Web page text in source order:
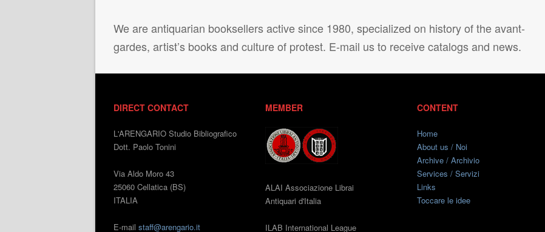
We are antiquarian booksellers active since 1980, specialized on history of the avant-
gardes, artist’s books and culture of protest. E-mail us to receive catalogs and news.
DIRECT CONTACT
L'ARENGARIO Studio Bibliografico
Dott. Paolo Tonini
Via Aldo Moro 43
25060 Cellatica (BS)
ITALIA
E-mail staff@arengario.it
MEMBER
ALAI Associazione Librai
Antiquari d'Italia
ILAB International League
CONTENT
Home
About us / Noi
Archive / Archivio
Services / Servizi
Links
Toccare le idee